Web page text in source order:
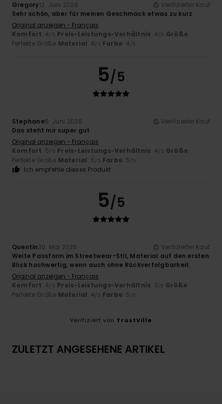
Gregory13. Juni 2026
Verifizierter Kauf
Sehr schön, aber für meinen Geschmack etwas zu kurz
Original anzeigen - Français
Komfort: 4/5 Preis-Leistungs-Verhältnis: 4/5 Größe:
Perfekte Größe Material: 4/5 Farbe: 4/5
5/5
Stephane8. Juni 2026
Verifizierter Kauf
Das steht mir super gut
Original anzeigen - Français
Komfort: 5/5 Preis-Leistungs-Verhältnis: 4/5 Größe:
Perfekte Größe Material: 5/5 Farbe: 5/5
Ich empfehle dieses Produkt
5/5
Quentin30. Mai 2026
Verifizierter Kauf
Weite Passform im Streetwear-Stil, Material auf den ersten
Blick hochwertig, wenn auch ohne Rückverfolgbarkeit.
Original anzeigen - Français
Komfort: 4/5 Preis-Leistungs-Verhältnis: 3/5 Größe:
Perfekte Größe Material: 4/5 Farbe: 5/5
Verifiziert von TrustVille
ZULETZT ANGESEHENE ARTIKEL